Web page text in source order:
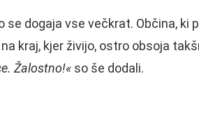
dogaja vse večkrat. Občina, ki
kraj, kjer živijo, ostro obsoja
Žalostno!« so še dodali.